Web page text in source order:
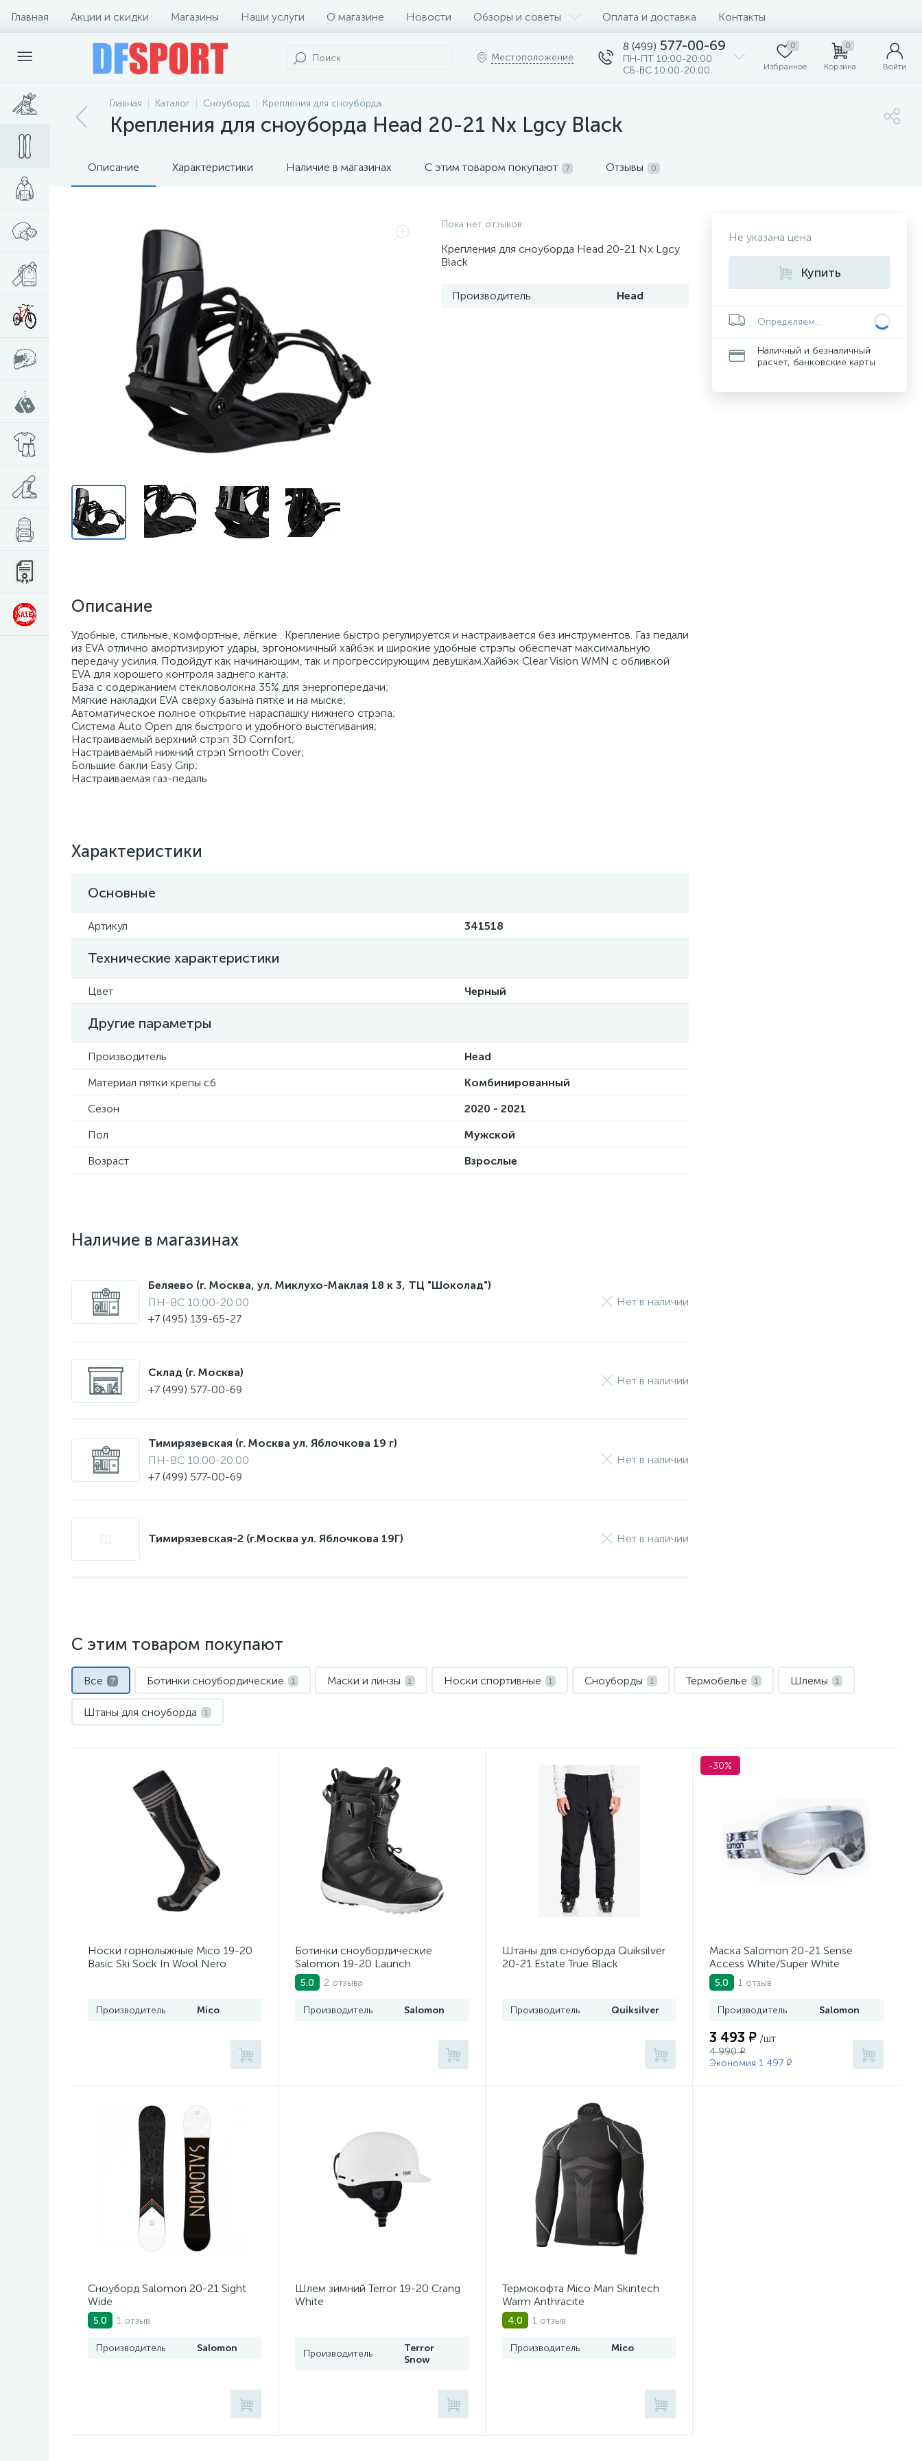
Главная Акции и скидки Магазины Наши услуги О магазине Новости Обзоры и советы Оплата и доставка Контакты
Местоположение
8 (499) 577-00-69
ПН-ПТ 10:00-20:00
СБ-ВС 10:00-20:00
0
Избранное
0
Корзина Войти
Главная Каталог Сноуборд Крепления для сноуборда
Крепления для сноуборда Head 20-21 Nx Lgcy Black
Описание Характеристики Наличие в магазинах С этим товаром покупают 7 Отзывы 0
Пока нет отзывов
Крепления для сноуборда Head 20-21 Nx Lgcy
Black
Производитель Head
Описание
Удобные, стильные, комфортные, лёгкие . Крепление быстро регулируется и настраивается без инструментов. Газ педали
из EVA отлично амортизируют удары, эргономичный хайбэк и широкие удобные стрэпы обеспечат максимальную
передачу усилия. Подойдут как начинающим, так и прогрессирующим девушкам.Хайбэк Clear Vision WMN с обливкой
EVA для хорошего контроля заднего канта;
База с содержанием стекловолокна 35% для энергопередачи;
Мягкие накладки EVA сверху базына пятке и на мыске;
Автоматическое полное открытие нараспашку нижнего стрэпа;
Система Auto Open для быстрого и удобного выстёгивания;
Настраиваемый верхний стрэп 3D Comfort;
Настраиваемый нижний стрэп Smooth Cover;
Большие бакли Easy Grip;
Настраиваемая газ-педаль
Характеристики
Основные
Артикул 341518
Технические характеристики
Цвет Черный
Другие параметры
Производитель
Head
Материал пятки крепы сб
Комбинированный
Сезон
2020 - 2021
Пол
Мужской
Возраст
Взрослые
Наличие в магазинах
Беляево (г. Москва, ул. Миклухо-Маклая 18 к 3, ТЦ "Шоколад")
ПН-ВС 10:00-20:00
+7 (495) 139-65-27
Нет в наличии
Склад (г. Москва)
+7 (499) 577-00-69
Нет в наличии
Тимирязевская (г. Москва ул. Яблочкова 19 г)
ПН-ВС 10:00-20:00
+7 (499) 577-00-69
Нет в наличии
Тимирязевская-2 (г.Москва ул. Яблочкова 19Г) Нет в наличии
Не указана цена
Купить
Определяем...
Наличный и безналичный
расчет, банковские карты
С этим товаром покупают
Все 7 Ботинки сноубордические 1 Маски и линзы 1 Носки спортивные 1 Сноуборды 1 Термобелье 1 Шлемы 1
Штаны для сноуборда 1
Носки горнолыжные Mico 19-20
Basic Ski Sock In Wool Nero
Производитель Mico
Ботинки сноубордические
Salomon 19-20 Launch
Black/White
5.0 2 отзыва
Производитель Salomon
Штаны для сноуборда Quiksilver
20-21 Estate True Black
Производитель Quiksilver
-30%
Маска Salomon 20-21 Sense
Access White/Super White
5.0 1 отзыв
Производитель Salomon
3 493 ₽ /шт
4 990 ₽
Экономия 1 497 ₽
Сноуборд Salomon 20-21 Sight
Wide
5.0 1 отзыв
Производитель Salomon
Шлем зимний Terror 19-20 Crang
White
Производитель
Terror
Snow
Термокофта Mico Man Skintech
Warm Anthracite
4.0 1 отзыв
Производитель Mico